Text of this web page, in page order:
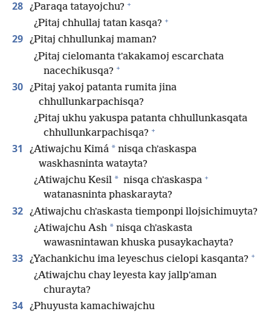
28 ¿Paraqa tatayojchu? +
¿Pitaj chhullaj tatan kasqa? +
29 ¿Pitaj chhullunkaj maman?
¿Pitaj cielomanta tʼakakamoj escarchata
nacechikusqa? +
30 ¿Pitaj yakoj patanta rumita jina
chhullunkarpachisqa?
¿Pitaj ukhu yakuspa patanta chhullunkasqata
chhullunkarpachisqa? +
31 ¿Atiwajchu Kimá * nisqa chʼaskaspa
waskhasninta watayta?
¿Atiwajchu Kesil * nisqa chʼaskaspa +
watanasninta phaskarayta?
32 ¿Atiwajchu chʼaskasta tiemponpi llojsichimuyta?
¿Atiwajchu Ash * nisqa chʼaskasta
wawasnintawan khuska pusaykachayta?
33 ¿Yachankichu ima leyeschus cielopi kasqanta? +
¿Atiwajchu chay leyesta kay jallpʼaman
churayta?
34 ¿Phuyusta kamachiwajchu